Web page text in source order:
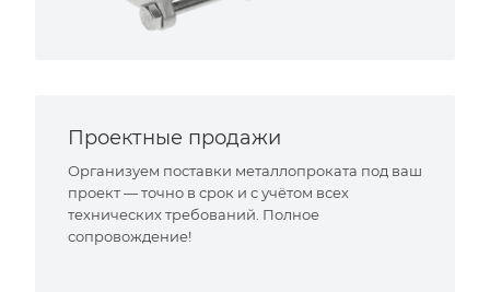
Проектные продажи
Организуем поставки металлопроката под ваш
проект — точно в срок и с учётом всех
технических требований. Полное
сопровождение!